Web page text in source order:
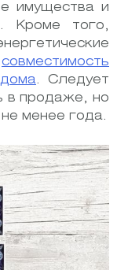
имущества и
Кроме того,
совместимость
. Следует
в продаже, но
менее года.